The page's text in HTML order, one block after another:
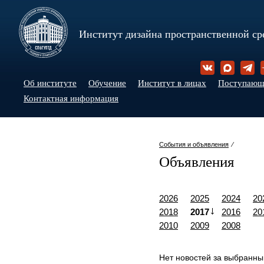
Институт дизайна пространственной
Об институте Обучение Институт в лицах
Контактная информация
События и объявления ⁄
Объявления
2026 2025 2024
2018
2017 2016
2010
2009 2008
Нет новостей за